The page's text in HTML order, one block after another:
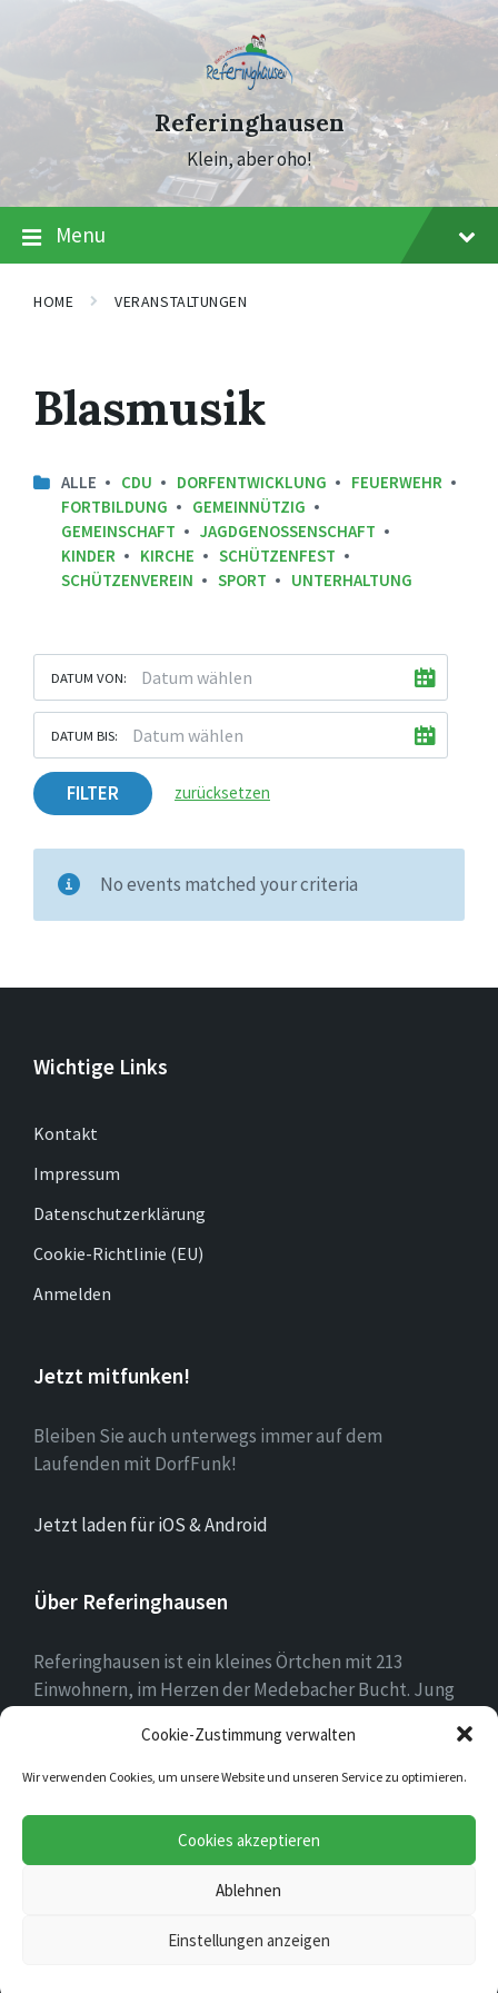
Cookie-Zustimmung verwalten
Wir verwenden Cookies, um unsere Website und unseren Service zu optimieren.
Cookies akzeptieren
Ablehnen
Einstellungen anzeigen
Referinghausen
Klein, aber oho!
Menu
HOME VERANSTALTUNGEN
Blasmusik
ALLE CDU DORFENTWICKLUNG
FEUERWEHR
FORTBILDUNG
GEMEINNÜTZIG
GEMEINSCHAFT
JAGDGENOSSENSCHAFT
KINDER
KIRCHE
SCHÜTZENFEST
SCHÜTZENVEREIN
SPORT UNTERHALTUNG
DATUM VON:
DATUM BIS:
FILTER zurücksetzen
No events matched your criteria
Wichtige Links
Kontakt
Impressum
Datenschutzerklärung
Cookie-Richtlinie (EU)
Anmelden
Jetzt mitfunken!
Bleiben Sie auch unterwegs immer auf dem
Laufenden mit DorfFunk!
Jetzt laden für iOS & Android
Über Referinghausen
Referinghausen ist ein kleines Örtchen mit 213
Einwohnern, im Herzen der Medebacher Bucht. Jung
Einwohnern sind wir klein aber oho!
Facebook InstagramYouTube